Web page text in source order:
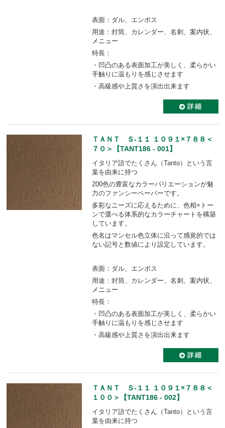
表面：ダル、エンボス
用途：封筒、カレンダー、名刺、案内状、
メニュー
特長：
・凹凸のある表面加工が美しく、柔らかい
手触りに温もりを感じさせます
・高級感や上質さを演出出来ます
ＴＡＮＴ Ｓ-１１ １０９１×７８８＜
７０＞【TANT186 - 001】
イタリア語でたくさん（Tanto）という言
葉を由来に持つ
200色の豊富なカラーバリエーションが魅
力のファンシーペーパーです。
多彩なニーズに応えるために、色相×トー
ンで選べる体系的なカラーチャートを構築
しています。
色名はマンセル色立体に沿って感覚的では
ない記号と数値により設定しています。
表面：ダル、エンボス
用途：封筒、カレンダー、名刺、案内状、
メニュー
特長：
・凹凸のある表面加工が美しく、柔らかい
手触りに温もりを感じさせます
・高級感や上質さを演出出来ます
ＴＡＮＴ Ｓ-１１ １０９１×７８８＜
１００＞【TANT186 - 002】
イタリア語でたくさん（Tanto）という言
葉を由来に持つ